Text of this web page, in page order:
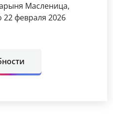
Масленица,
22 февраля 2026